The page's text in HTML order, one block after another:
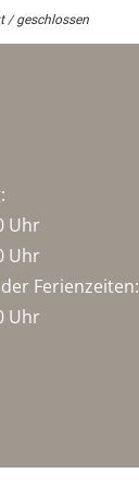
/ geschlossen
Uhr
Uhr
Ferienzeiten:
Uhr